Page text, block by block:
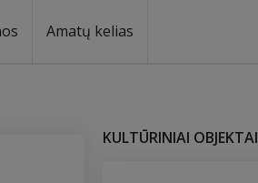
Amatų kelias
KULTŪRINIAI OBJEKTAI